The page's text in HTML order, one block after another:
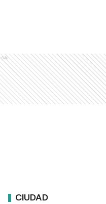
Ads
CIUDAD